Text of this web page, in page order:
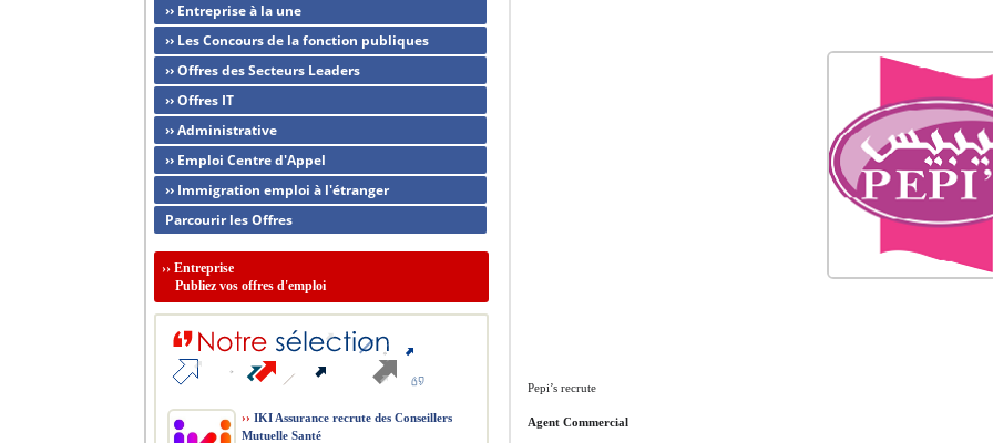
Pepi’s recrute
Agent Commercial
›› Entreprise à la une
›› Les Concours de la fonction publiques
›› Offres des Secteurs Leaders
›› Offres IT
›› Administrative
›› Emploi Centre d'Appel
›› Immigration emploi à l'étranger
Parcourir les Offres
›› Entreprise
Publiez vos offres d'emploi
›› IKI Assurance recrute des Conseillers
Mutuelle Santé